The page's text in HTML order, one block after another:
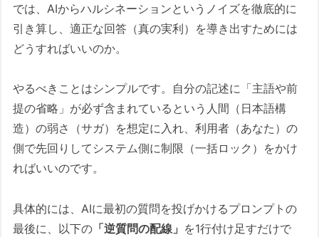
では、AIからハルシネーションというノイズを徹底的に
引き算し、適正な回答（真の実利）を導き出すためには
どうすればいいのか。
やるべきことはシンプルです。自分の記述に「主語や前
提の省略」が必ず含まれているという人間（日本語構
造）の弱さ（サガ）を想定に入れ、利用者（あなた）の
側で先回りしてシステム側に制限（一括ロック）をかけ
ればいいのです。
具体的には、AIに最初の質問を投げかけるプロンプトの
最後に、以下の 「逆質問の配線」 を1行付け足すだけで